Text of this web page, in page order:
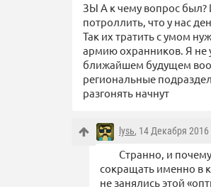
ЗЫ А к чему вопрос был?
потроллить, что у нас
Так их тратить с умом
армию охранников. Я не
ближайшем будущем
региональные
разгонять начнут
lysь, 14 Декабря 2016
Странно, и
сокращать именно в
не занялись этой